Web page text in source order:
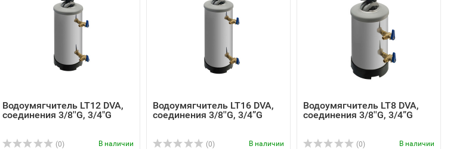
Водоумягчитель LT12 DVA,
соединения 3/8''G, 3/4"G
(0) В наличии
Водоумягчитель LT16 DVA,
соединения 3/8''G, 3/4”G
(0) В наличии
Водоумягчитель LT8 DVA,
соединения 3/8''G, 3/4”G
(0) В наличии